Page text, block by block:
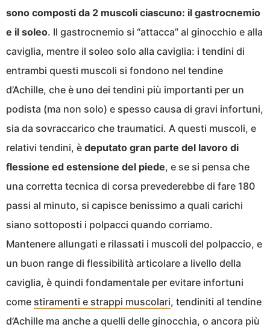
sono composti da 2 muscoli ciascuno: il gastrocnemio
e il soleo. Il gastrocnemio si “attacca” al ginocchio e alla
caviglia, mentre il soleo solo alla caviglia: i tendini di
entrambi questi muscoli si fondono nel tendine
d’Achille, che è uno dei tendini più importanti per un
podista (ma non solo) e spesso causa di gravi infortuni,
sia da sovraccarico che traumatici. A questi muscoli, e
relativi tendini, è deputato gran parte del lavoro di
flessione ed estensione del piede, e se si pensa che
una corretta tecnica di corsa prevederebbe di fare 180
passi al minuto, si capisce benissimo a quali carichi
siano sottoposti i polpacci quando corriamo.
Mantenere allungati e rilassati i muscoli del polpaccio, e
un buon range di flessibilità articolare a livello della
caviglia, è quindi fondamentale per evitare infortuni
come stiramenti e strappi muscolari, tendiniti al tendine
d’Achille ma anche a quelli delle ginocchia, o ancora più